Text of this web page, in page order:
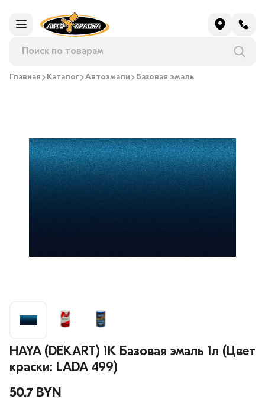
Главная Каталог Автоэмали Базовая эмаль
HAYA (DEKART) 1К Базовая эмаль 1л (Цвет
краски: LADA 499)
50.7 BYN